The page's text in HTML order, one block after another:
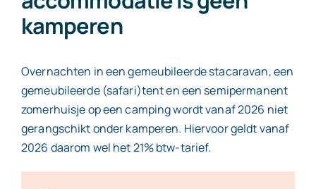
kamperen
Overnachten in een gemeubileerde stacaravan, een
gemeubileerde (safari)tent en een semipermanent
zomerhuisje op een camping wordt vanaf 2026 niet
gerangschikt onder kamperen. Hiervoor geldt vanaf
2026 daarom wel het 21% btw-tarief.